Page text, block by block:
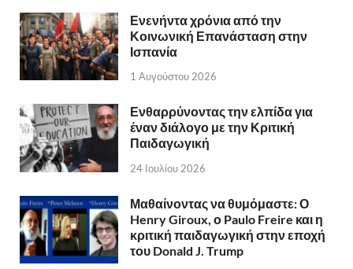
Ενενήντα χρόνια από την
Κοινωνική Επανάσταση στην
Ισπανία
1 Αυγούστου 2026
Ενθαρρύνοντας την ελπίδα για
έναν διάλογο με την Κριτική
Παιδαγωγική
24 Ιουλίου 2026
Μαθαίνοντας να θυμόμαστε: Ο
Henry Giroux, ο Paulo Freire και η
κριτική παιδαγωγική στην εποχή
του Donald J. Trump